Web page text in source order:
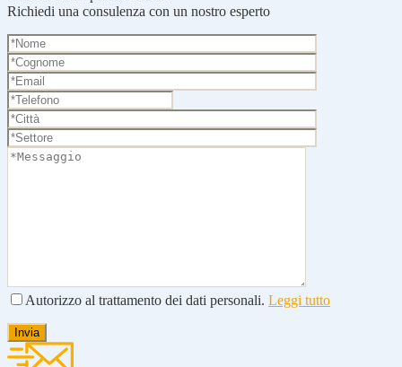
Richiedi una consulenza con un nostro esperto
Autorizzo al trattamento dei dati personali. Leggi tutto